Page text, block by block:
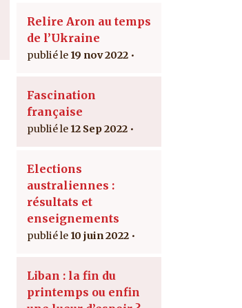
Relire Aron au temps
de l’Ukraine
19 nov 2022
Fascination
française
12 Sep 2022
Elections
australiennes :
résultats et
enseignements
10 juin 2022
Liban : la fin du
printemps ou enfin